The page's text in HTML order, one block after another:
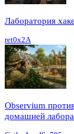
Лаборатория
ret0x2A
Observium
домашней